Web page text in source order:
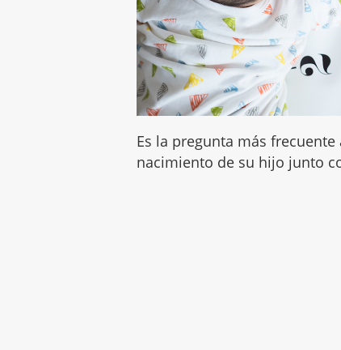
Es la pregunta más
nacimiento de su hijo junto